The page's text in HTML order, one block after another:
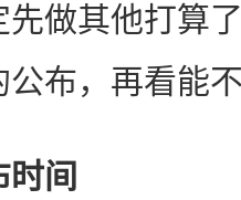
先做其他打算
公布，再看能
时间